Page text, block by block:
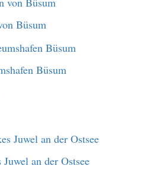
Büsum
Büsum
an der Ostsee